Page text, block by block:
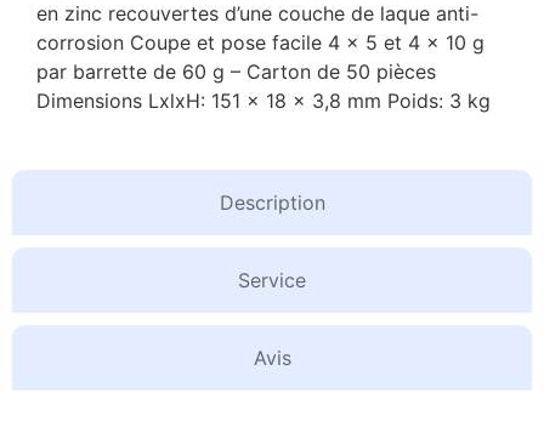
Description
Service
Avis
en zinc recouvertes d’une couche de laque anti-
corrosion Coupe et pose facile 4 x 5 et 4 x 10 g
par barrette de 60 g – Carton de 50 pièces
Dimensions LxlxH: 151 x 18 x 3,8 mm Poids: 3 kg